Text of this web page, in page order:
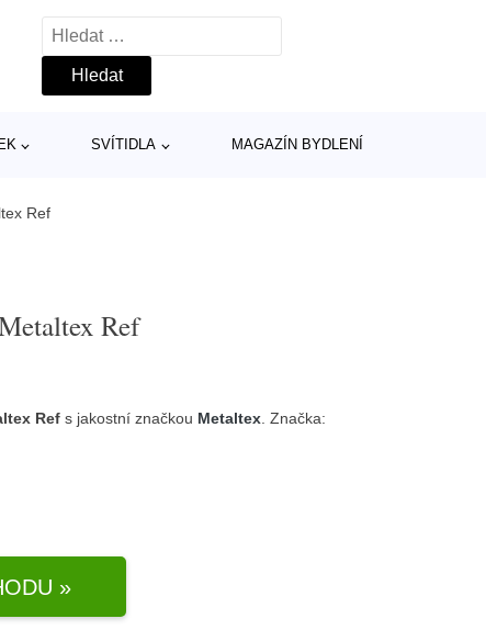
Vyhledávání
SVÍTIDLA MAGAZÍN BYDLENÍ
Ref
Ref
Ref s jakostní značkou Metaltex . Značka:
»